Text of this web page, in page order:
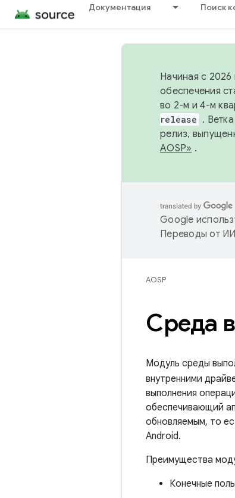
Документация Поиск
Начиная с 2026
обеспечения
во 2-м и 4-м
release . Ветка
релиз,
AOSP» .
Google
Переводы от
AOSP
Среда
Модуль среды
внутренними
выполнения
обеспечивающий
обновляемым, то
Android.
Преимущества
Конечные